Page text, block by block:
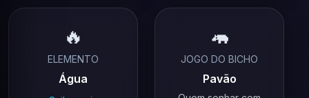
🔥
ELEMENTO
Água
🦛
JOGO DO BICHO
Pavão